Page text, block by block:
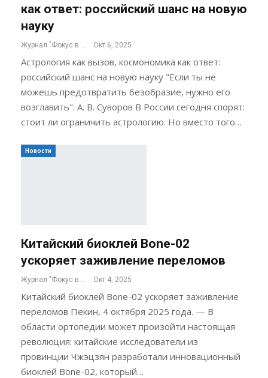
как ответ: российский шанс на новую
науку
Окт 6, 2025
Астрология как вызов, космономика как ответ:
российский шанс на новую науку "Если ты не
можешь предотвратить безобразие, нужно его
возглавить". А. В. Суворов В России сегодня спорят:
стоит ли ограничить астрологию. Но вместо того…
Новости
Китайский биоклей Bone-02
ускоряет заживление переломов
Журнал "Фокус внимания" Окт 4, 2025
Китайский биоклей Bone-02 ускоряет заживление
переломов Пекин, 4 октября 2025 года. — В
области ортопедии может произойти настоящая
революция: китайские исследователи из
провинции Чжэцзян разработали инновационный
биоклей Bone-02, который…